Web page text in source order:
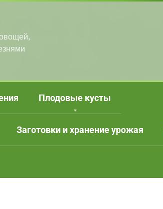
Плодовые кусты
Заготовки и хранение урожая